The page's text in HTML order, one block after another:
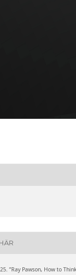
”Ray Pawson, How to